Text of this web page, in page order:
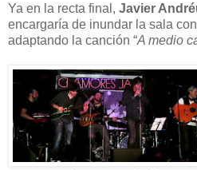
Ya en la recta final, Javier
encargaría de inundar la sala
adaptando la canción “A medio